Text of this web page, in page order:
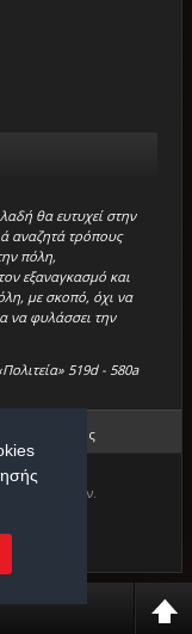
θα ευτυχεί στην
αναζητά τρόπους
πόλη,
εξαναγκασμό και
με σκοπό, όχι να
να φυλάσσει την
519d - 580a
Σωστό - Λάθος
Μαθημάτων.